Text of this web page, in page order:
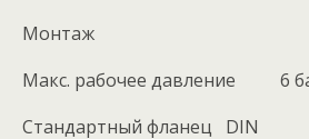
Монтаж
Макс. рабочее давление 6
Стандартный фланец DIN